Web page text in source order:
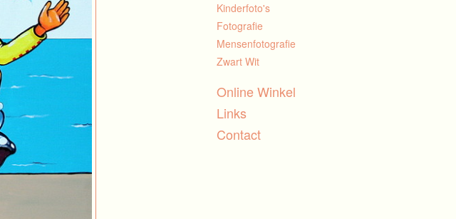
Kinderfoto's
Fotografie
Mensenfotografie
Zwart Wit
Online Winkel
Links
Contact